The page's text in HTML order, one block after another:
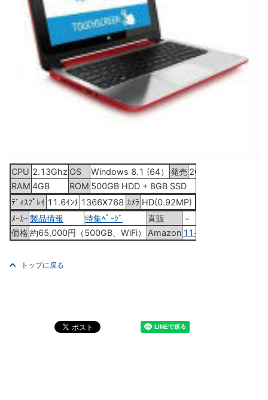
CPU 2.13Ghz OS Windows 8.1 (64） 発売 2014年5月下旬
RAM 4GB ROM 500GB HDD + 8GB SSD
ﾃﾞｨｽﾌﾟﾚｲ 11.6ｲﾝﾁ 1366X768 ｶﾒﾗ HD(0.92MP)
ﾒｰｶｰ 製品情報 特集ﾍﾟｰｼﾞ 直販
－
価格 約65,000円（500GB、WiFi） Amazon 11-n017TU x360
トップに戻る